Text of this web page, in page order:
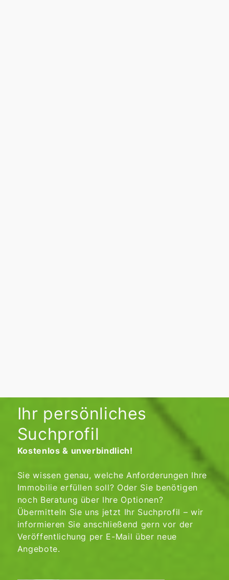
Ihr persönliches
Suchprofil
Kostenlos & unverbindlich!
Sie wissen genau, welche Anforderungen Ihre
Immobilie erfüllen soll? Oder Sie benötigen
noch Beratung über Ihre Optionen?
Übermitteln Sie uns jetzt Ihr Suchprofil – wir
informieren Sie anschließend gern vor der
Veröffentlichung per E-Mail über neue
Angebote.